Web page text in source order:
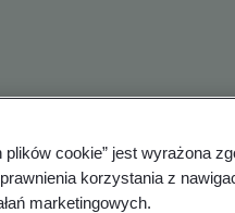
Verification
cookie” jest wyrażona
korzystania z
marketingowych.